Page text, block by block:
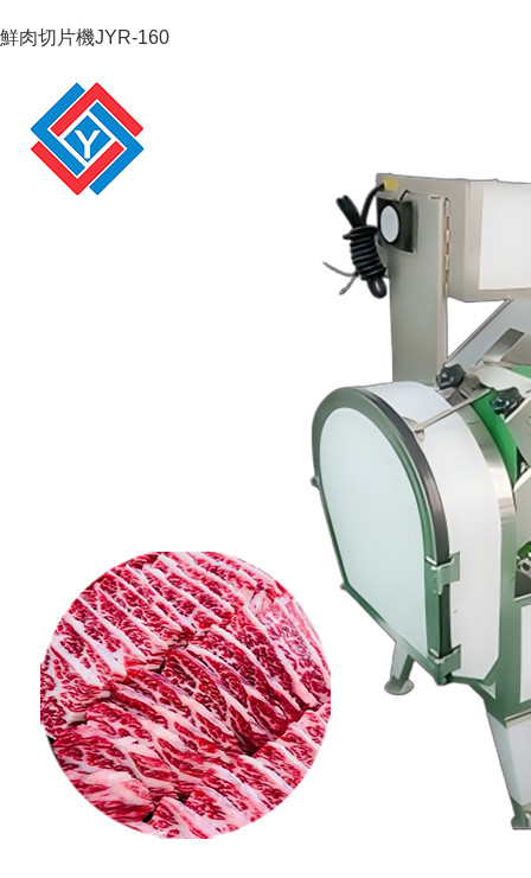
鮮肉切片機JYR-160